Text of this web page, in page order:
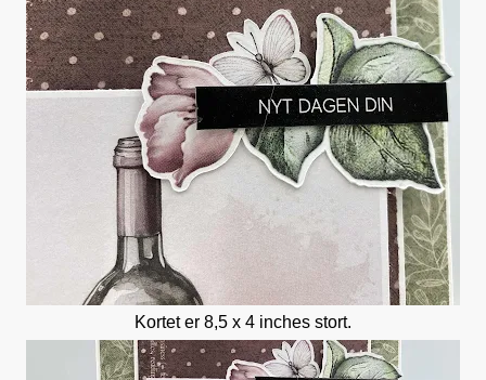
Kortet er 8,5 x 4 inches stort.